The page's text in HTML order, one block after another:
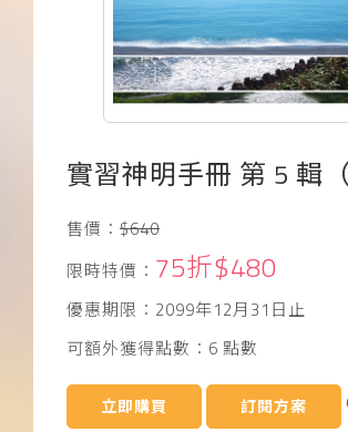
聯絡客服
下載APP
實習神明手冊 第 5 輯（
售價： $640
限時特價： 75折$480
優惠期限：2099年12月31日止
可額外獲得點數：6 點數
立即購買 訂閱方案